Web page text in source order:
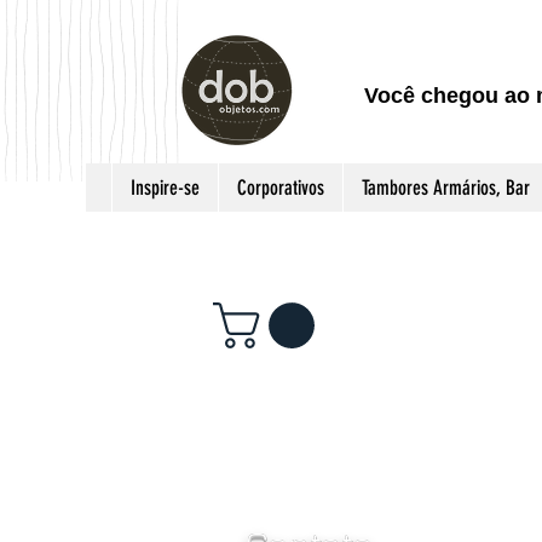
Você chegou
Inspire-se Corporativos Tambores Armários, Bar